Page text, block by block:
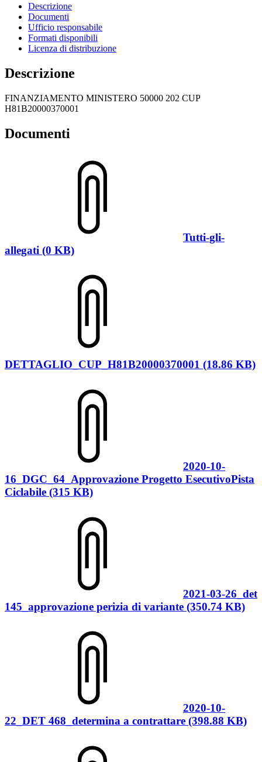
Descrizione
Documenti
Ufficio responsabile
Formati disponibili
Licenza di distribuzione
Descrizione
FINANZIAMENTO MINISTERO 50000 202 CUP
H81B20000370001
Documenti
Tutti-gli-
allegati (0 KB)
DETTAGLIO_CUP_H81B20000370001 (18.86 KB)
2020-10-
16_DGC_64_Approvazione Progetto EsecutivoPista
Ciclabile (315 KB)
2021-03-26_det
145_approvazione perizia di variante (350.74 KB)
2020-10-
22_DET 468_determina a contrattare (398.88 KB)